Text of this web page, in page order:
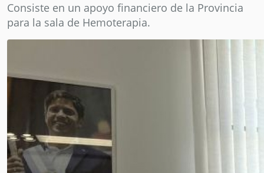
Consiste en un apoyo financiero de la Provincia
para la sala de Hemoterapia.